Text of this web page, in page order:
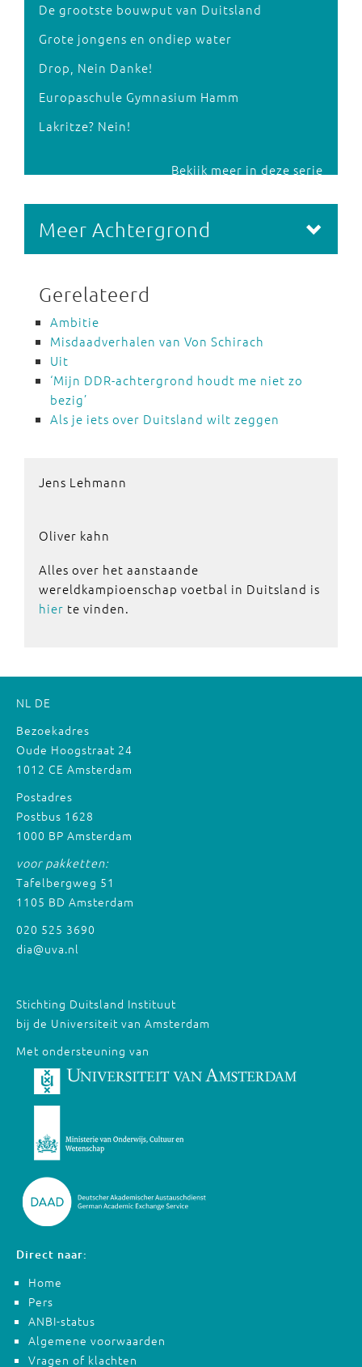
De grootste bouwput van Duitsland
Grote jongens en ondiep water
Drop, Nein Danke!
Europaschule Gymnasium Hamm
Lakritze? Nein!
Bekijk meer in deze serie
Meer Achtergrond
Gerelateerd
Ambitie
Misdaadverhalen van Von Schirach
Uit
‘Mijn DDR-achtergrond houdt me niet zo
bezig’
Als je iets over Duitsland wilt zeggen
Jens Lehmann
Oliver kahn
Alles over het aanstaande
wereldkampioenschap voetbal in Duitsland is
hier te vinden.
NL DE
Bezoekadres
Oude Hoogstraat 24
1012 CE Amsterdam
Postadres
Postbus 1628
1000 BP Amsterdam
voor pakketten:
Tafelbergweg 51
1105 BD Amsterdam
020 525 3690
dia@uva.nl
Stichting Duitsland Instituut
bij de Universiteit van Amsterdam
Met ondersteuning van
Direct naar:
Home
Pers
ANBI-status
Algemene voorwaarden
Vragen of klachten